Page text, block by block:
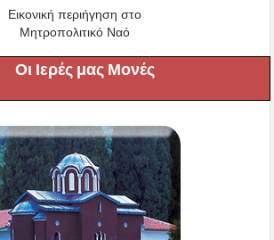
Εικονική περιήγηση στο
Μητροπολιτικό Ναό
Οι Ιερές μας Μονές